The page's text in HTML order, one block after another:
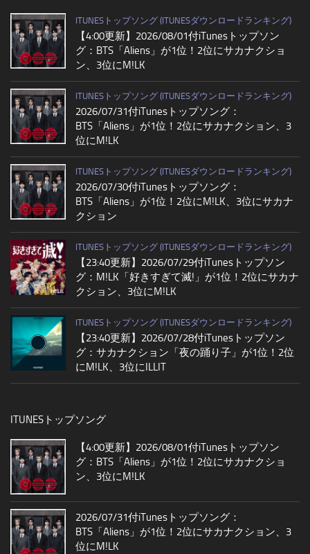
ITUNESトップソング (ITUNESダウンロードランキング)
【4:00更新】2026/08/01付iTunesトップソン
グ：BTS「Aliens」が1位！2位にサカナクショ
ン、3位にM!LK
ITUNESトップソング (ITUNESダウンロードランキング)
2026/07/31付iTunesトップソング：
BTS「Aliens」が1位！2位にサカナクション、3
位にM!LK
ITUNESトップソング (ITUNESダウンロードランキング)
2026/07/30付iTunesトップソング：
BTS「Aliens」が1位！2位にM!LK、3位にサカナ
クション
ITUNESトップソング (ITUNESダウンロードランキング)
【23:40更新】2026/07/29付iTunesトップソン
グ：M!LK「好きすぎて滅!」が1位！2位にサカナ
クション、3位にM!LK
ITUNESトップソング (ITUNESダウンロードランキング)
【23:40更新】2026/07/28付iTunesトップソン
グ：サカナクション「夜の踊り子」が1位！2位
にM!LK、3位にILLIT
ITUNESトップソング
【4:00更新】2026/08/01付iTunesトップソン
グ：BTS「Aliens」が1位！2位にサカナクショ
ン、3位にM!LK
2026/07/31付iTunesトップソング：
BTS「Aliens」が1位！2位にサカナクション、3
位にM!LK